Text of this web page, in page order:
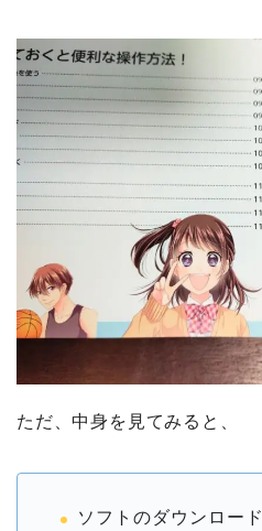
ただ、中身を見てみると、
ソフトのダウンロー